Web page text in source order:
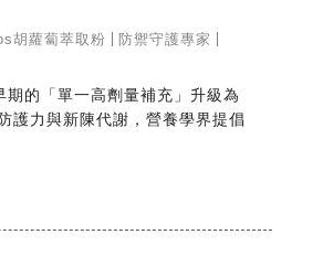
胡蘿蔔萃取粉
防禦守護專家
的「單一高劑量補充」升級為
護力與新陳代謝，營養學界提倡